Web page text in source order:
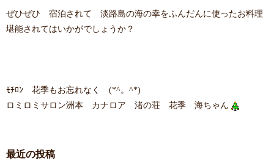
ぜひぜひ 宿泊されて 淡路島の海の幸をふんだんに使ったお料理
堪能されてはいかがでしょうか？
ﾓﾁﾛﾝ 花季もお忘れなく (*^。^*)
ロミロミサロン洲本 カナロア 渚の荘 花季 海ちゃん
最近の投稿